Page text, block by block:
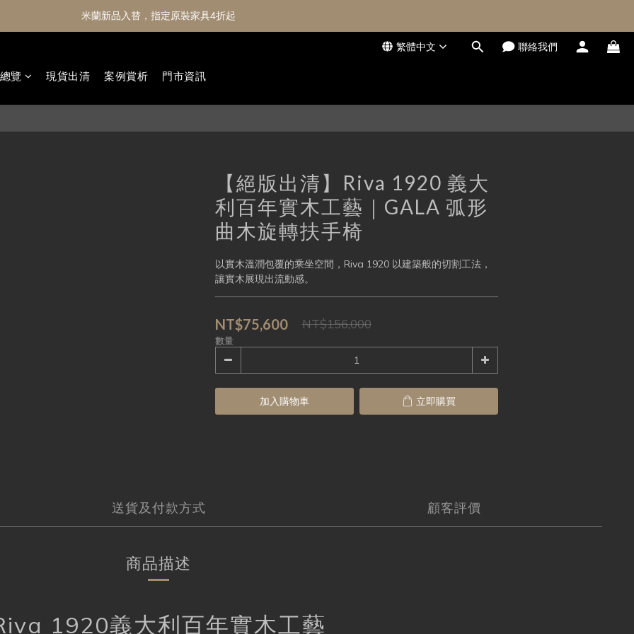
米蘭新品入替，指定原裝家具4折起
繁體中文 聯絡我們
覽 現貨出清 案例賞析 門市資訊
【絕版出清】Riva 1920 義大
利百年實木工藝｜GALA 弧形
曲木旋轉扶手椅
以實木溫潤包覆的乘坐空間，Riva 1920 以建築般的切割工法，
讓實木展現出流動感。
NT$75,600 NT$156,000
數量
加入購物車 立即購買
送貨及付款方式 顧客評價
商品描述
1920義大利百年實木工藝
立即購買